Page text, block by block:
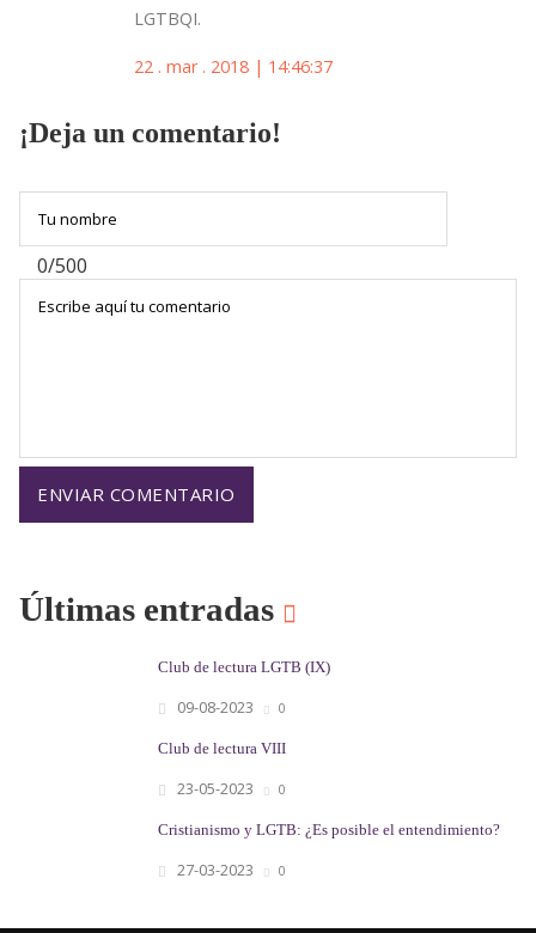
LGTBQI.
22 . mar . 2018 | 14:46:37
¡Deja un comentario!
0/500
Últimas entradas
Club de lectura LGTB (IX)
09-08-2023 0
Club de lectura VIII
23-05-2023 0
Cristianismo y LGTB: ¿Es posible el entendimiento?
27-03-2023 0